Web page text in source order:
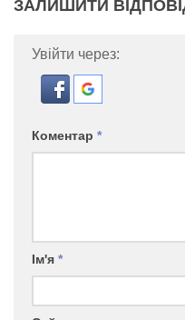
ЗАЛИШИТИ
Увійти через:
Коментар *
Ім'я *